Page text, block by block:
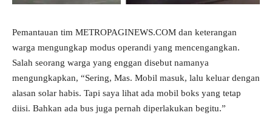
Pemantauan tim METROPAGINEWS.COM dan keterangan
warga mengungkap modus operandi yang mencengangkan.
Salah seorang warga yang enggan disebut namanya
mengungkapkan, “Sering, Mas. Mobil masuk, lalu keluar dengan
alasan solar habis. Tapi saya lihat ada mobil boks yang tetap
diisi. Bahkan ada bus juga pernah diperlakukan begitu.”